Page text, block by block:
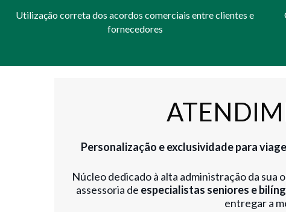
Utilização correta dos acordos comerciais entre clientes e
fornecedores
Personalização e exclusividade para
Núcleo dedicado à alta administração da sua
assessoria de especialistas seniores e
entregar a